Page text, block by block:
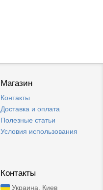
Магазин
Контакты
Доставка и оплата
Полезные статьи
Условия использования
Контакты
Украина, Киев